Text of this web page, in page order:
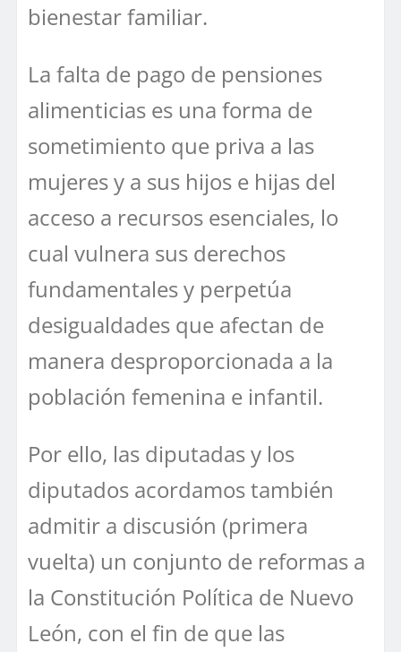
bienestar familiar.
La falta de pago de pensiones
alimenticias es una forma de
sometimiento que priva a las
mujeres y a sus hijos e hijas del
acceso a recursos esenciales, lo
cual vulnera sus derechos
fundamentales y perpetúa
desigualdades que afectan de
manera desproporcionada a la
población femenina e infantil.
Por ello, las diputadas y los
diputados acordamos también
admitir a discusión (primera
vuelta) un conjunto de reformas a
la Constitución Política de Nuevo
León, con el fin de que las